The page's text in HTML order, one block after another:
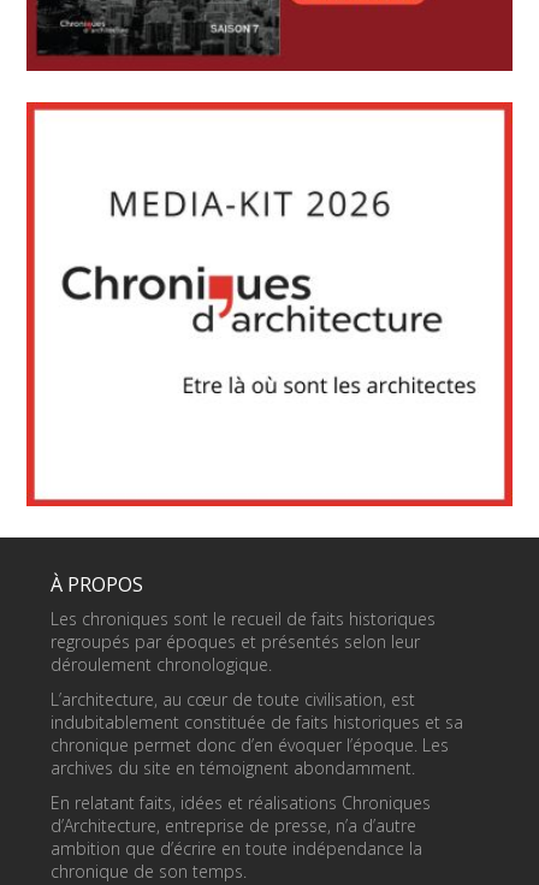
À PROPOS
Les chroniques sont le recueil de faits historiques
regroupés par époques et présentés selon leur
déroulement chronologique.
L’architecture, au cœur de toute civilisation, est
indubitablement constituée de faits historiques et sa
chronique permet donc d’en évoquer l’époque. Les
archives du site en témoignent abondamment.
En relatant faits, idées et réalisations Chroniques
d’Architecture, entreprise de presse, n’a d’autre
ambition que d’écrire en toute indépendance la
chronique de son temps.